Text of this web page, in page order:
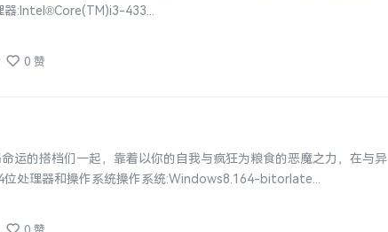
:Intel®Core(TM)i3-433...
0 赞
运的搭档们一起，靠着以你的自我与疯狂为粮食的恶魔之力，在与异
位处理器和操作系统操作系统:Windows8.164-bitorlate...